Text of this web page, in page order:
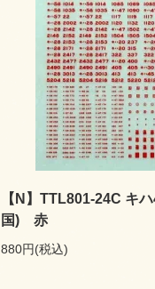
【N】TTL801-24C キ
国) 赤
880円(税込)